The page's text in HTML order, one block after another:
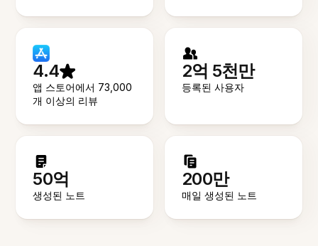
4.4
앱 스토어에서 73,000
개 이상의 리뷰
2억 5천만
등록된 사용자
50억
생성된 노트
200만
매일 생성된 노트